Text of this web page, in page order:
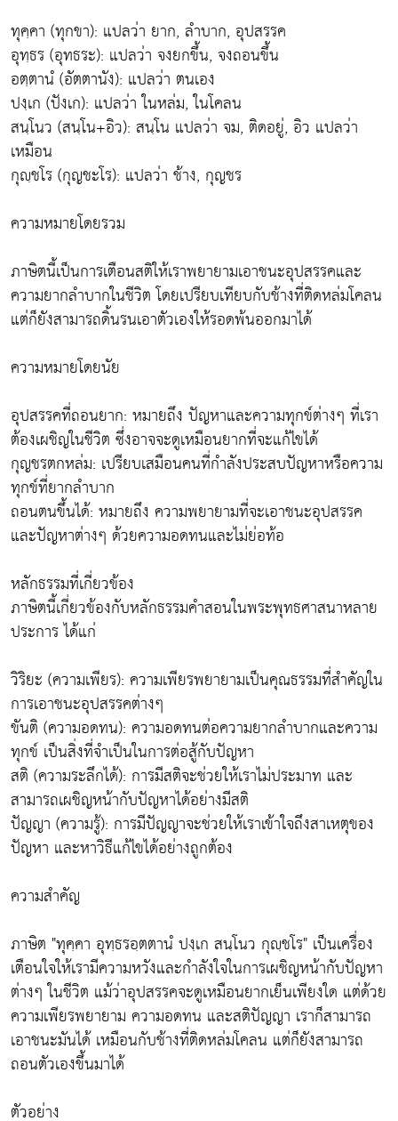
ทุคฺคา (ทุกขา): แปลว่า ยาก, ลำบาก, อุปสรรค
อุทฺธร (อุทธระ): แปลว่า จงยกขึ้น, จงถอนขึ้น
อตฺตานํ (อัตตานัง): แปลว่า ตนเอง
ปงฺเก (ปังเก): แปลว่า ในหล่ม, ในโคลน
สนฺโนว (สนฺโน+อิว): สนฺโน แปลว่า จม, ติดอยู่, อิว แปลว่า
เหมือน
กุญฺชโร (กุญชะโร): แปลว่า ช้าง, กุญชร
ความหมายโดยรวม
ภาษิตนี้เป็นการเตือนสติให้เราพยายามเอาชนะอุปสรรคและ
ความยากลำบากในชีวิต โดยเปรียบเทียบกับช้างที่ติดหล่มโคลน
แต่ก็ยังสามารถดิ้นรนเอาตัวเองให้รอดพ้นออกมาได้
ความหมายโดยนัย
อุปสรรคที่ถอนยาก: หมายถึง ปัญหาและความทุกข์ต่างๆ ที่เรา
ต้องเผชิญในชีวิต ซึ่งอาจจะดูเหมือนยากที่จะแก้ไขได้
กุญชรตกหล่ม: เปรียบเสมือนคนที่กำลังประสบปัญหาหรือความ
ทุกข์ที่ยากลำบาก
ถอนตนขึ้นได้: หมายถึง ความพยายามที่จะเอาชนะอุปสรรค
และปัญหาต่างๆ ด้วยความอดทนและไม่ย่อท้อ
หลักธรรมที่เกี่ยวข้อง
ภาษิตนี้เกี่ยวข้องกับหลักธรรมคำสอนในพระพุทธศาสนาหลาย
ประการ ได้แก่
วิริยะ (ความเพียร): ความเพียรพยายามเป็นคุณธรรมที่สำคัญใน
การเอาชนะอุปสรรคต่างๆ
ขันติ (ความอดทน): ความอดทนต่อความยากลำบากและความ
ทุกข์ เป็นสิ่งที่จำเป็นในการต่อสู้กับปัญหา
สติ (ความระลึกได้): การมีสติจะช่วยให้เราไม่ประมาท และ
สามารถเผชิญหน้ากับปัญหาได้อย่างมีสติ
ปัญญา (ความรู้): การมีปัญญาจะช่วยให้เราเข้าใจถึงสาเหตุของ
ปัญหา และหาวิธีแก้ไขได้อย่างถูกต้อง
ความสำคัญ
ภาษิต "ทุคฺคา อุทฺธรอฺตตานํ ปงฺเก สนฺโนว กุญฺชโร" เป็นเครื่อง
เตือนใจให้เรามีความหวังและกำลังใจในการเผชิญหน้ากับปัญหา
ต่างๆ ในชีวิต แม้ว่าอุปสรรคจะดูเหมือนยากเย็นเพียงใด แต่ด้วย
ความเพียรพยายาม ความอดทน และสติปัญญา เราก็สามารถ
เอาชนะมันได้ เหมือนกับช้างที่ติดหล่มโคลน แต่ก็ยังสามารถ
ถอนตัวเองขึ้นมาได้
ตัวอย่าง